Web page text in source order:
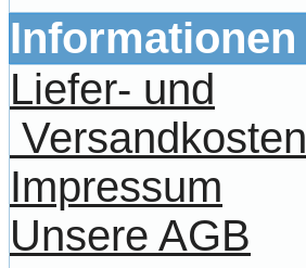
Informationen
Liefer- und
Versandkosten
Impressum
Unsere AGB